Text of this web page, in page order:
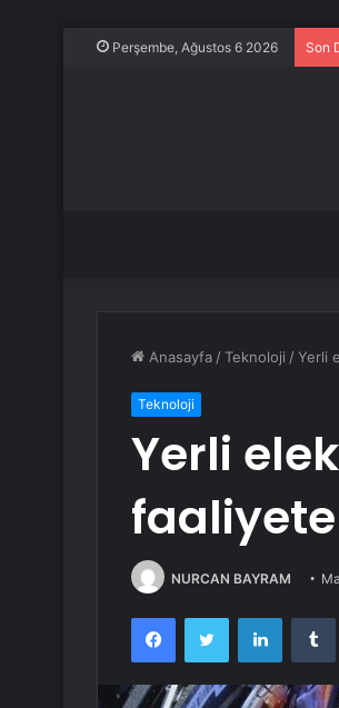
Perşembe, Ağustos 6 2026 Son
Anasayfa /Teknoloji /Yerli
Teknoloji
Yerli
NURCAN BAYRAM
FacebookTwitter LinkedIn